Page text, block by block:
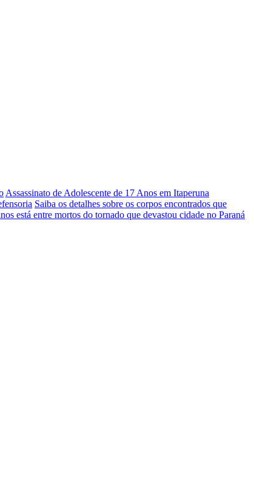
Assassinato de Adolescente de 17 Anos em Itaperuna
Saiba os detalhes sobre os corpos encontrados que
está entre mortos do tornado que devastou cidade no Paraná